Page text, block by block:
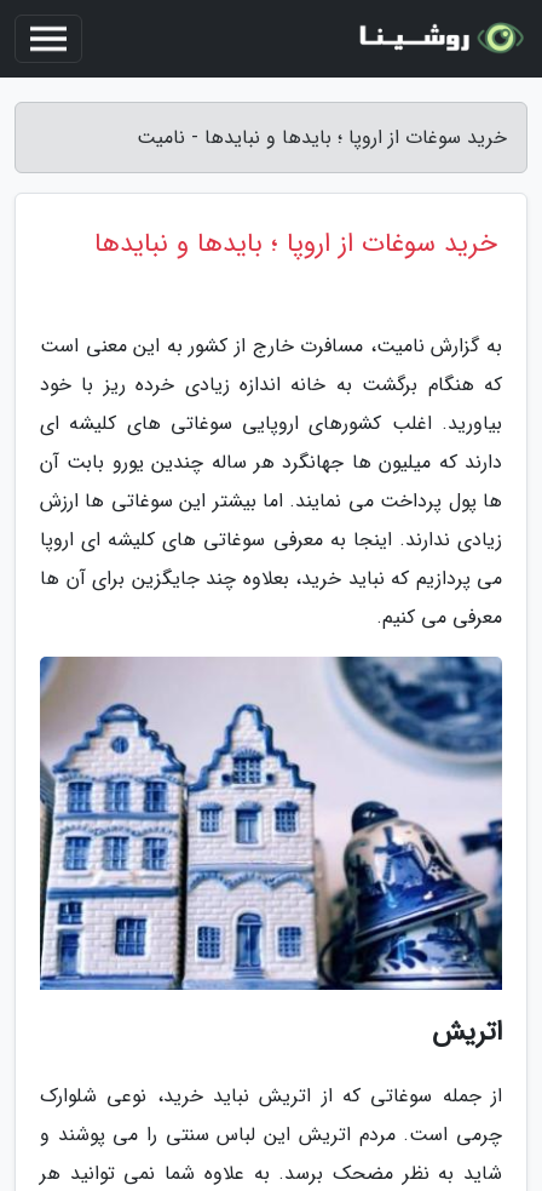
خرید سوغات از اروپا ؛ بایدها و نبایدها - نامیت
خرید سوغات از اروپا ؛ بایدها و نبایدها
به گزارش نامیت، مسافرت خارج از کشور به این معنی است
که هنگام برگشت به خانه اندازه زیادی خرده ریز با خود
بیاورید. اغلب کشورهای اروپایی سوغاتی های کلیشه ای
دارند که میلیون ها جهانگرد هر ساله چندین یورو بابت آن
ها پول پرداخت می نمایند. اما بیشتر این سوغاتی ها ارزش
زیادی ندارند. اینجا به معرفی سوغاتی های کلیشه ای اروپا
می پردازیم که نباید خرید، بعلاوه چند جایگزین برای آن ها
معرفی می کنیم.
اتریش
از جمله سوغاتی که از اتریش نباید خرید، نوعی شلوارک
چرمی است. مردم اتریش این لباس سنتی را می پوشند و
شاید به نظر مضحک برسد. به علاوه شما نمی توانید هر